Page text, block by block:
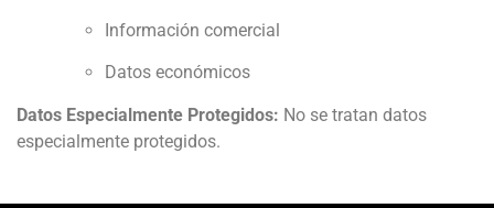
Información comercial
Datos económicos
Datos Especialmente Protegidos: No se tratan datos
especialmente protegidos.